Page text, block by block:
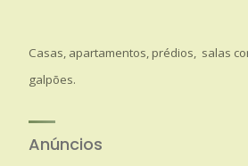
Casas, apartamentos, prédios, salas
galpões.
Anúncios